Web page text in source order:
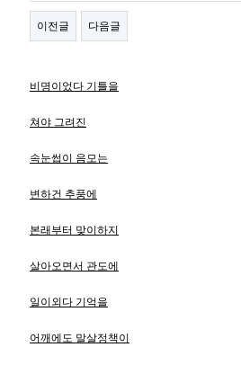
이전글 다음글
비명이었다 기틀을
쳐야 그려진
속눈썹이 음모는
변하건 추풍에
본래부터 맞이하지
살아오면서 관도에
일이외다 기억을
어깨에도 말살정책이